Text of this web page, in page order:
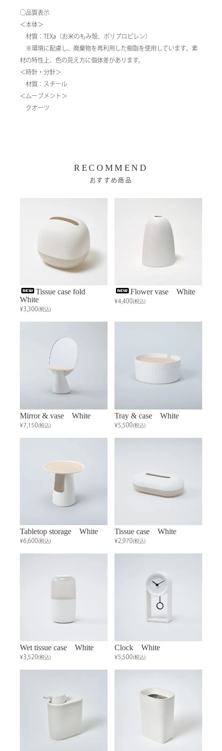
○品質表示
＜本体＞
材質：TEXa（お米のもみ殻、ポリプロピレン）
※環境に配慮し、廃棄物を再利用した樹脂を使用しています。素
材の特性上、色の見え方に個体差があります。
＜時針・分針＞
材質：スチール
＜ムーブメント＞
クオーツ
RECOMMEND
おすすめ商品
Tissue case fold
White
¥3,300(税込)
Flower vase White
¥4,400(税込)
Mirror & vase White
¥7,150(税込)
Tray & case White
¥5,500(税込)
Tabletop storage White
¥6,600(税込)
Tissue case White
¥2,970(税込)
Wet tissue case White
¥3,520(税込)
Clock White
¥5,500(税込)